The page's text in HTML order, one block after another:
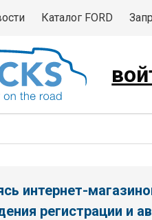
Каталог FORD
интернет-
регистрации и